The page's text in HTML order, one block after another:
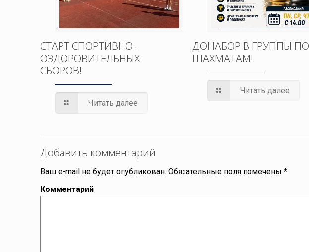
СТАРТ СПОРТИВНО-
ОЗДОРОВИТЕЛЬНЫХ
СБОРОВ!
Читать далее
ДОНАБОР В ГРУППЫ ПО
ШАХМАТАМ!
Читать далее
Добавить комментарий
Ваш e-mail не будет опубликован. Обязательные поля помечены*
Комментарий